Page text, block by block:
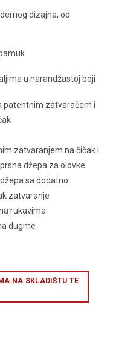
dizajna, od
u narandžastoj boji
patentnim zatvaračem i
zatvaranjem na čičak i
džepa za olovke
sa dodatno
zatvaranje
rukavima
dugme
NA SKLADIŠTU TE